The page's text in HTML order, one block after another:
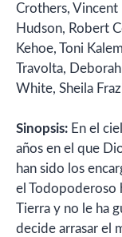
Crothers, Vincent
Hudson, Robert
Kehoe, Toni
Travolta,
White, Sheila
Sinopsis: En el
años en el que
han sido los
el Todopoderoso
Tierra y no le ha
decide arrasar el